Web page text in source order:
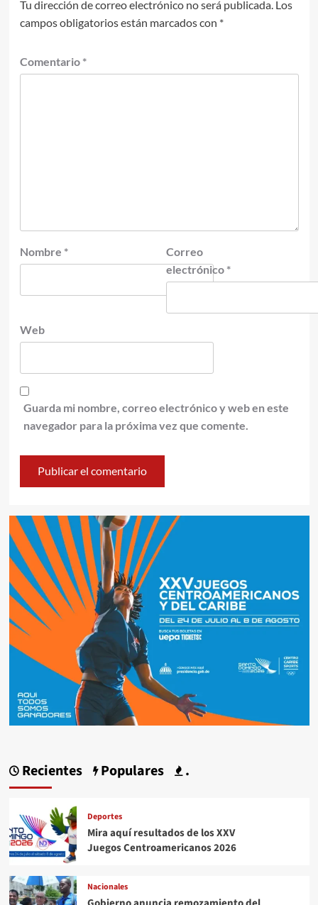
Tu dirección de correo electrónico no será publicada. Los
campos obligatorios están marcados con *
Comentario *
Nombre *
Correo
electrónico *
Web
Guarda mi nombre, correo electrónico y web en este
navegador para la próxima vez que comente.
Recientes Populares .
Deportes
Mira aquí resultados de los XXV
Juegos Centroamericanos 2026
Nacionales